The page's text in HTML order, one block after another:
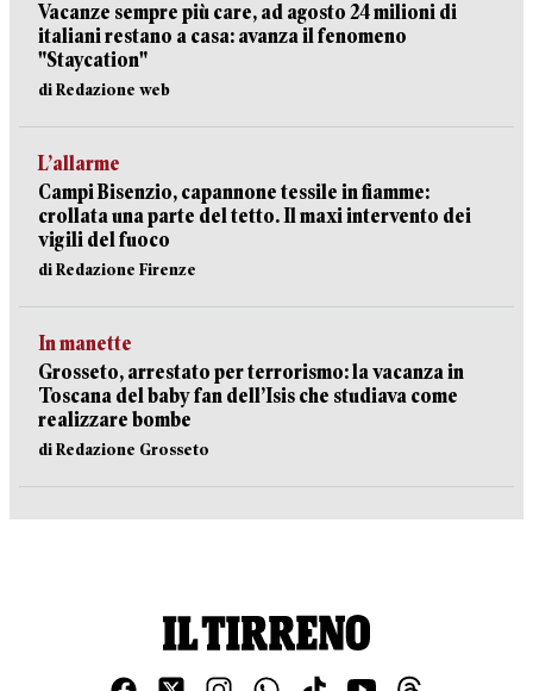
Vacanze sempre più care, ad agosto 24 milioni di
italiani restano a casa: avanza il fenomeno
"Staycation"
di Redazione web
L’allarme
Campi Bisenzio, capannone tessile in fiamme:
crollata una parte del tetto. Il maxi intervento dei
vigili del fuoco
di Redazione Firenze
In manette
Grosseto, arrestato per terrorismo: la vacanza in
Toscana del baby fan dell’Isis che studiava come
realizzare bombe
di Redazione Grosseto